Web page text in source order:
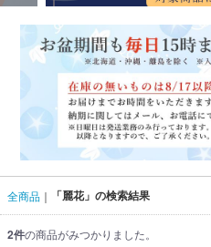
全商品 「麗花」の検索結果
2件の商品がみつかりました。